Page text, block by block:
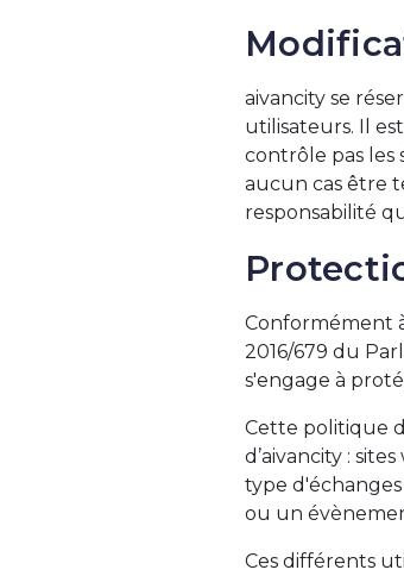
aivancity se
utilisateurs. Il
contrôle pas les
aucun cas être
responsabilité
Conformément
2016/679 du
s'engage à
Cette politique
d’aivancity :
type
ou un
Ces différents